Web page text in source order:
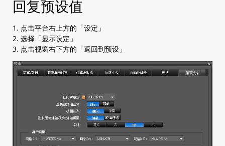
回复预设值
1. 点击平台右上方的「设定」
2. 选择「显示设定」
3. 点击视窗右下方的「返回到预设」